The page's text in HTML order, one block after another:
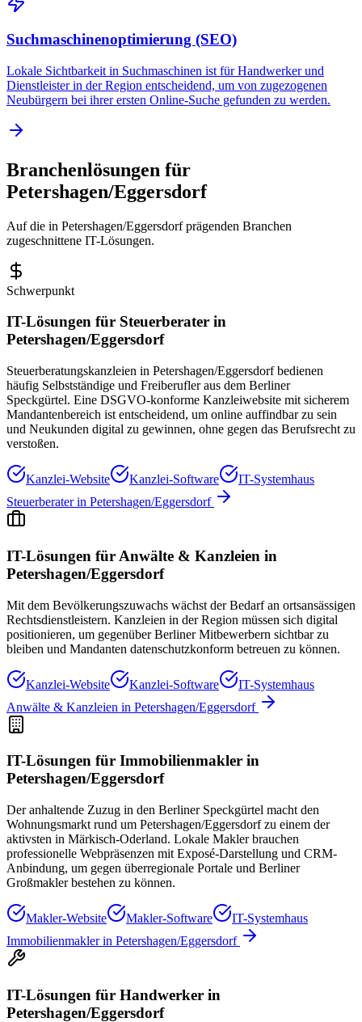
Suchmaschinenoptimierung (SEO)
Lokale Sichtbarkeit in Suchmaschinen ist für Handwerker und
Dienstleister in der Region entscheidend, um von zugezogenen
Neubürgern bei ihrer ersten Online-Suche gefunden zu werden.
Branchenlösungen für
Petershagen/Eggersdorf
Auf die in Petershagen/Eggersdorfprägenden Branchen
zugeschnittene IT-Lösungen.
Schwerpunkt
IT-Lösungen für Steuerberater in
Petershagen/Eggersdorf
Steuerberatungskanzleien in Petershagen/Eggersdorf bedienen
häufig Selbstständige und Freiberufler aus dem Berliner
Speckgürtel. Eine DSGVO-konforme Kanzleiwebsite mit sicherem
Mandantenbereich ist entscheidend, um online auffindbar zu sein
und Neukunden digital zu gewinnen, ohne gegen das Berufsrecht zu
verstoßen.
Kanzlei-Website Kanzlei-Software
IT-Systemhaus
Steuerberaterin Petershagen/Eggersdorf
IT-Lösungen für Anwälte & Kanzleien in
Petershagen/Eggersdorf
Mit dem Bevölkerungszuwachs wächst der Bedarf an ortsansässigen
Rechtsdienstleistern. Kanzleien in der Region müssen sich digital
positionieren, um gegenüber Berliner Mitbewerbern sichtbar zu
bleiben und Mandanten datenschutzkonform betreuen zu können.
Kanzlei-Website Kanzlei-Software
IT-Systemhaus
Anwälte & Kanzleien in Petershagen/Eggersdorf
IT-Lösungen für Immobilienmakler in
Petershagen/Eggersdorf
Der anhaltende Zuzug in den Berliner Speckgürtel macht den
Wohnungsmarkt rund um Petershagen/Eggersdorf zu einem der
aktivsten in Märkisch-Oderland. Lokale Makler brauchen
professionelle Webpräsenzen mit Exposé-Darstellung und CRM-
Anbindung, um gegen überregionale Portale und Berliner
Großmakler bestehen zu können.
Makler-Website Makler-Software
IT-Systemhaus
Immobilienmaklerin Petershagen/Eggersdorf
IT-Lösungen für Handwerker in
Petershagen/Eggersdorf